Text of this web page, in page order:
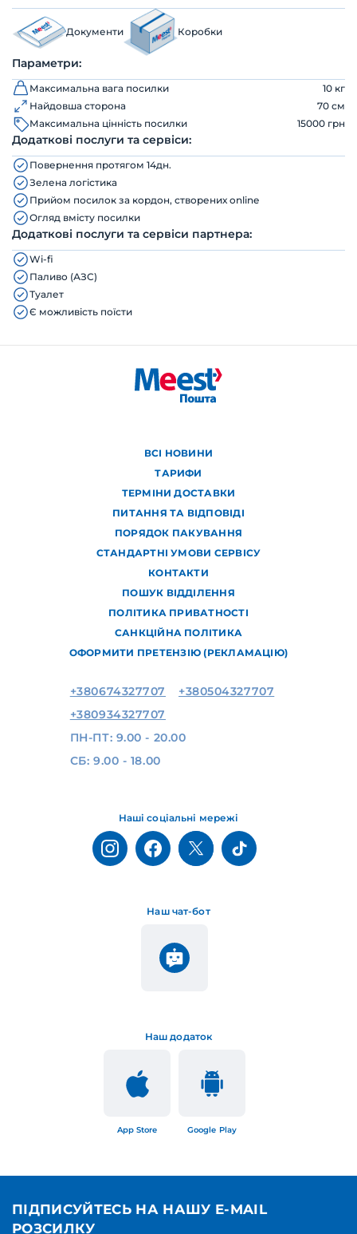
Документи Коробки
Параметри:
Максимальна вага посилки
10 кг
Найдовша сторона
70 см
Максимальна цінність посилки
15000 грн
Додаткові послуги та сервіси:
Повернення протягом 14дн.
Зелена логістика
Прийом посилок за кордон, створених online
Огляд вмісту посилки
Додаткові послуги та сервіси партнера:
Wi-fi
Паливо (АЗС)
Туалет
Є можливість поїсти
ВСІ НОВИНИ
ТАРИФИ
ТЕРМІНИ ДОСТАВКИ
ПИТАННЯ ТА ВІДПОВІДІ
ПОРЯДОК ПАКУВАННЯ
СТАНДАРТНІ УМОВИ СЕРВІСУ
КОНТАКТИ
ПОШУК ВІДДІЛЕННЯ
ПОЛІТИКА ПРИВАТНОСТІ
САНКЦІЙНА ПОЛІТИКА
ОФОРМИТИ ПРЕТЕНЗІЮ (РЕКЛАМАЦІЮ)
Наш додаток
App Store Google Play
Наш чат-бот
Наші соціальні мережі
+380674327707
+380504327707
+380934327707
ПН-ПТ: 9.00 - 20.00
СБ: 9.00 - 18.00
ПІДПИСУЙТЕСЬ НА НАШУ E-MAIL
РОЗСИЛКУ